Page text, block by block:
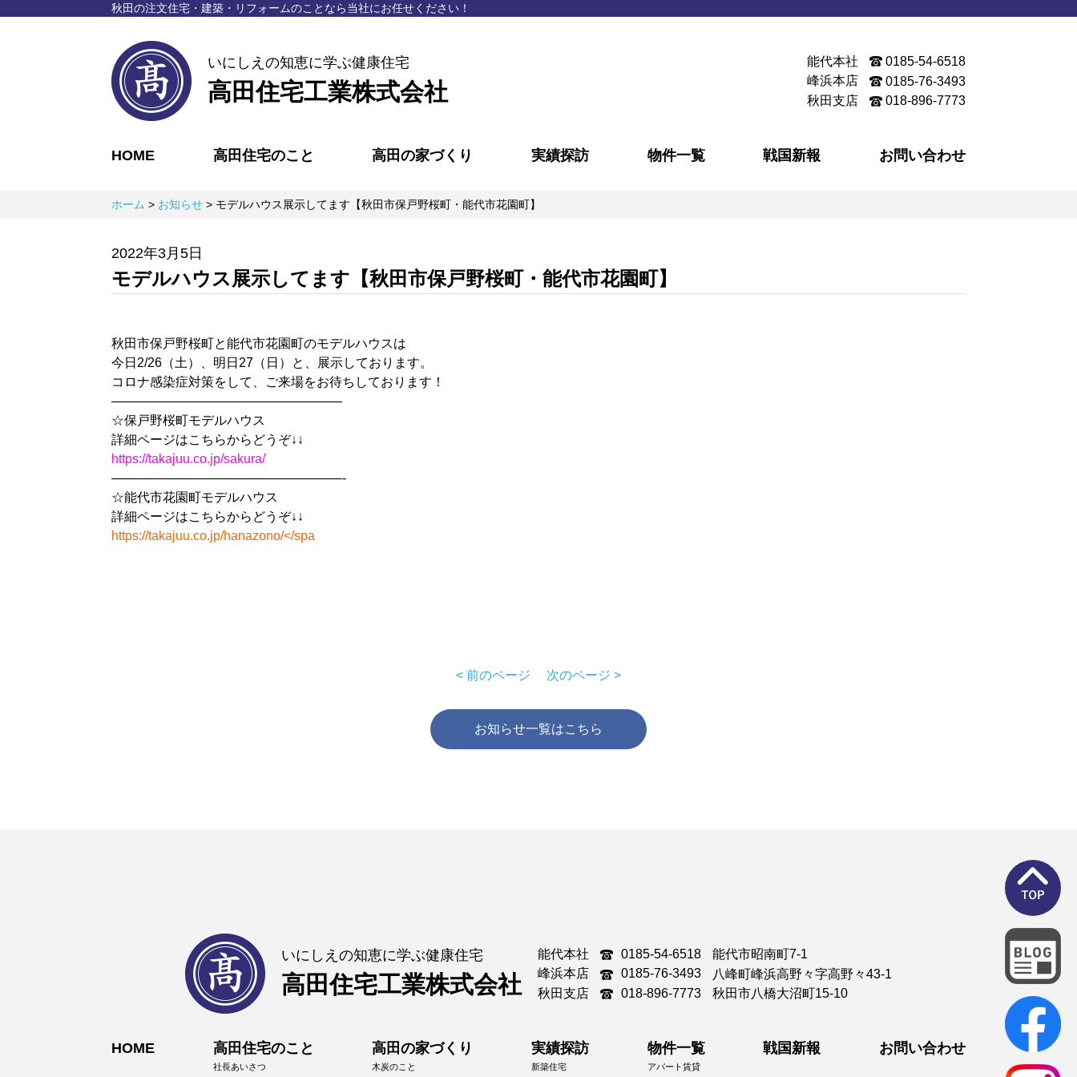
秋⽥の注⽂住宅・建築・リフォームのことなら当社にお任せください！
いにしえの知恵に学ぶ健康住宅
高田住宅工業株式会社
能代本社
0185-54-6518
峰浜本店
0185-76-3493
秋田支店
018-896-7773
HOME 高田住宅のこと 高田の家づくり 実績探訪 物件一覧 戦国新報 お問い合わせ
ホーム > お知らせ > モデルハウス展示してます【秋田市保戸野桜町・能代市花園町】
2022年3月5日
モデルハウス展示してます【秋田市保戸野桜町・能代市花園町】
秋田市保戸野桜町と能代市花園町のモデルハウスは
今日2/26（土）、明日27（日）と、展示しております。
コロナ感染症対策をして、ご来場をお待ちしております！
——————————————————
☆保戸野桜町モデルハウス
詳細ページはこちらからどうぞ↓↓
https://takajuu.co.jp/sakura/
——————————————————-
☆能代市花園町モデルハウス
詳細ページはこちらからどうぞ↓↓
https://takajuu.co.jp/hanazono/</spa
< 前のページ 次のページ >
お知らせ一覧はこちら
いにしえの知恵に学ぶ健康住宅
高田住宅工業株式会社
能代本社 0185-54-6518
能代市昭南町7-1
峰浜本店
0185-76-3493
八峰町峰浜高野々字高野々43-1
秋田支店
018-896-7773 秋田市八橋大沼町15-10
HOME 高田住宅のこと 高田の家づくり 実績探訪 物件一覧 戦国新報 お問い合わせ